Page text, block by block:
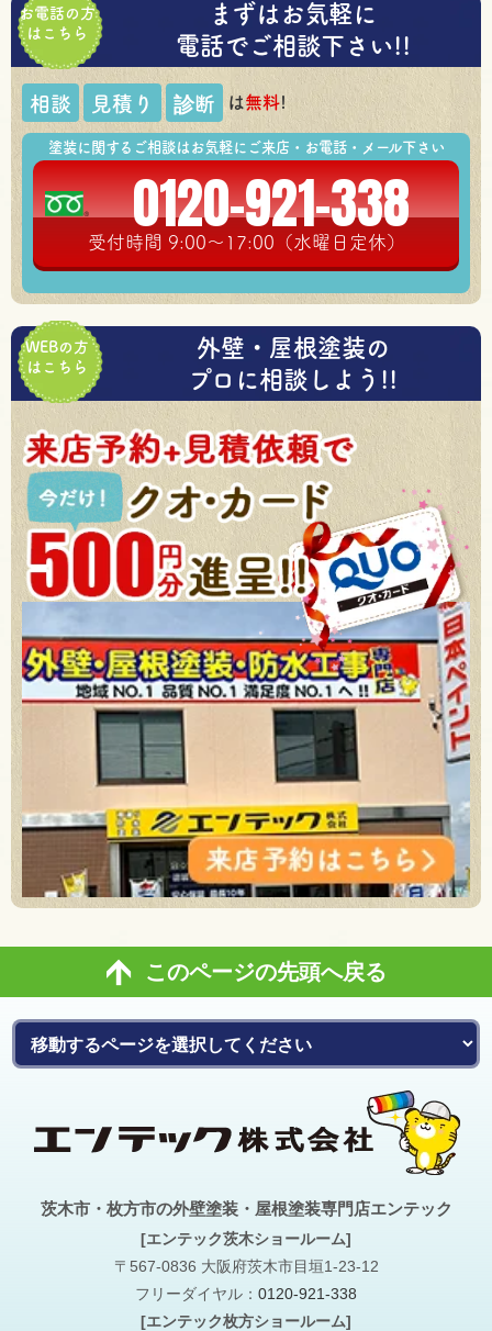
お電話の方
はこちら
まずはお気軽に
電話でご相談下さい!!
相談 見積り 診断 は無料!
塗装に関するご相談はお気軽にご来店・お電話・メール下さい
0120-921-338
受付時間 9:00～17:00（水曜日定休）
WEBの方
はこちら
外壁・屋根塗装の
プロに相談しよう!!
このページの先頭へ戻る
茨木市・枚方市の外壁塗装・屋根塗装専門店エンテック
[エンテック茨木ショールーム]
〒567-0836 大阪府茨木市目垣1-23-12
フリーダイヤル： 0120-921-338
[エンテック枚方ショールーム]